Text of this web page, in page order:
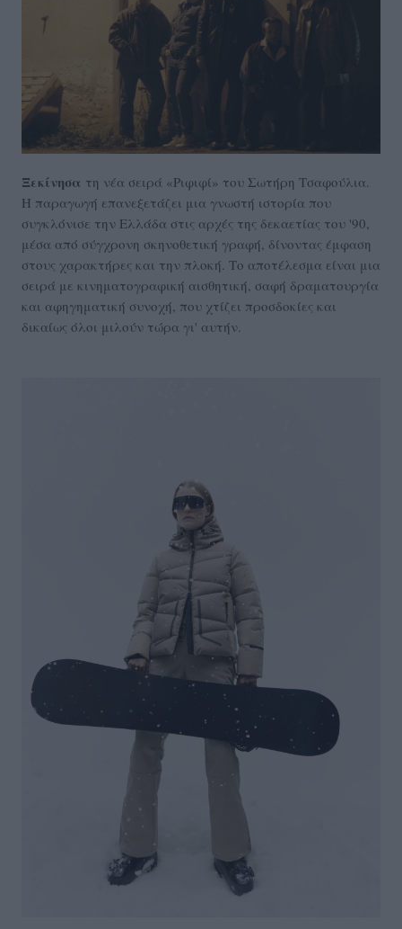
Ξεκίνησα τη νέα σειρά «Ριφιφί» του Σωτήρη Τσαφούλια.
Η παραγωγή επανεξετάζει μια γνωστή ιστορία που
συγκλόνισε την Ελλάδα στις αρχές της δεκαετίας του '90,
μέσα από σύγχρονη σκηνοθετική γραφή, δίνοντας έμφαση
στους χαρακτήρες και την πλοκή. Το αποτέλεσμα είναι μια
σειρά με κινηματογραφική αισθητική, σαφή δραματουργία
και αφηγηματική συνοχή, που χτίζει προσδοκίες και
δικαίως όλοι μιλούν τώρα γι' αυτήν.